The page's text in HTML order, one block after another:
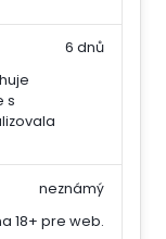
s
6 dnů
18+ pre web.
neznámý